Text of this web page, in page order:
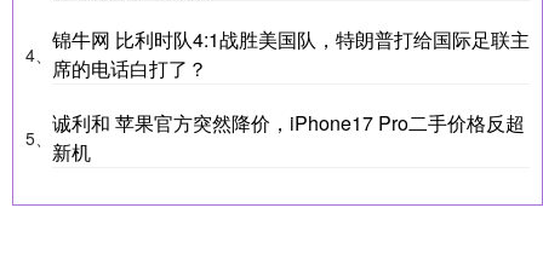
4、
锦牛网 比利时队4:1战胜美国队，特朗普打给国际足联主
席的电话白打了？
5、
诚利和 苹果官方突然降价，iPhone17 Pro二手价格反超
新机